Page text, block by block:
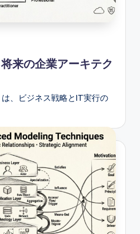
来の企業アーキテク
、ビジネス戦略とIT実行の